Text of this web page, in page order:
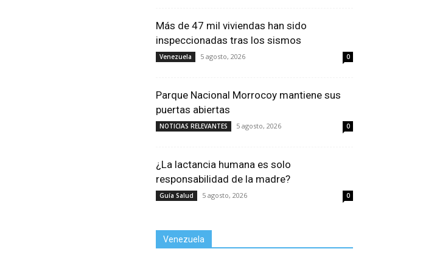
Más de 47 mil viviendas han sido
inspeccionadas tras los sismos
Venezuela 5 agosto, 2026 0
Parque Nacional Morrocoy mantiene sus
puertas abiertas
NOTICIAS RELEVANTES 5 agosto, 2026 0
¿La lactancia humana es solo
responsabilidad de la madre?
Guía Salud 5 agosto, 2026 0
Venezuela